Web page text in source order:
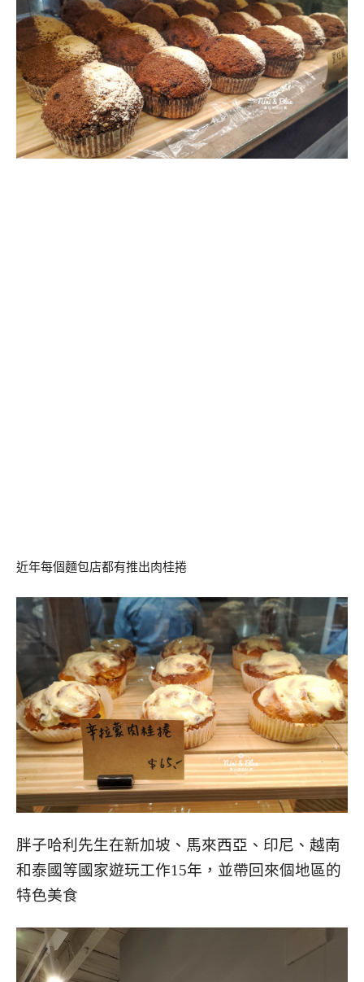
近年每個麵包店都有推出肉桂捲
胖子哈利先生在新加坡、馬來西亞、印尼、越南
和泰國等國家遊玩工作15年，並帶回來個地區的
特色美食